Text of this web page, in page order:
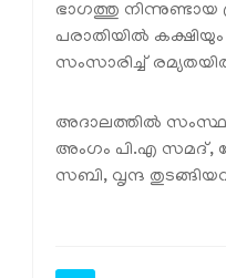
ഭാഗത്തു നിന്നുണ്ടായ
പരാതിയില്‍
സംസാരിച്ച്
അദാലത്തില്‍
അംഗം പി.എ
സബി, വൃന്ദ